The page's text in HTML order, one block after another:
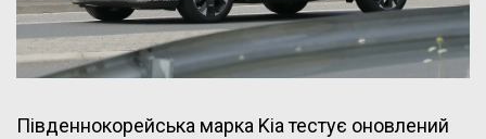
Південнокорейська марка Kia тестує оновлений